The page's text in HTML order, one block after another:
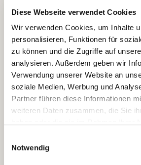
Diese Webseite verwendet Cookies
Wir verwenden Cookies, um Inhalte
personalisieren, Funktionen für
zu können und die Zugriffe auf
analysieren. Außerdem geben wir
Verwendung unserer Website an
soziale Medien, Werbung und
Partner führen diese Informationen
weiteren Daten zusammen, die Sie
Wenn Sie auf „Cookies zulassen“
Sie der Speicherung sämtlicher
Notwendig
Ich bin damit einverstanden, dass meine
ausschließlich zum Zweck der
verarbeitet, auf IT- Systemen der Garitz
GmbH, Heinrich-von-Kleist-Straße 2, 97688
(Betreiber) gespeichert und an die für das
verantwortliche Stelle zur
werden.
Diese Einwilligungserklärung kann ich
Weitere Details können Sie der